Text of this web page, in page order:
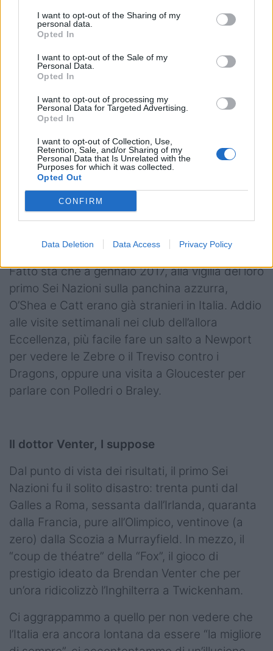
I want to opt-out of the Sharing of my
personal data.
Opted In
I want to opt-out of the Sale of my
Personal Data.
Opted In
I want to opt-out of processing my
Personal Data for Targeted Advertising.
Opted In
I want to opt-out of Collection, Use,
Retention, Sale, and/or Sharing of my
Personal Data that Is Unrelated with the
Purposes for which it was collected.
Opted Out
CONFIRM
Data Deletion Data Access Privacy Policy
gioventù si scrisse, anche se sotto la maschera
ottimista qualche crepa cominciò ad affiorare:
La svolta, la prima di tante in questa storia,
O’Shea (moglie e figlie) e Catt (moglie e figlia),
a meno di cinque mesi dal trasferimento nel
nostro paese, decisero di lasciare l’Italia. Colpa
di un feeling mai nato, di oggettive difficoltà
nella gestione scolastica delle ragazze, che
erano state iscritte alla scuola internazionale di
Verona, di una serie di problemi logistici ben
viviamo.
Fatto sta che a gennaio 2017, alla vigilia del loro
primo Sei Nazioni sulla panchina azzurra,
O’Shea e Catt erano già stranieri in Italia. Addio
alle visite settimanali nei club dell’allora
Eccellenza, più facile fare un salto a Newport
per vedere le Zebre o il Treviso contro i
Dragons, oppure una visita a Gloucester per
parlare con Polledri o Braley.
Il dottor Venter, I suppose
Dal punto di vista dei risultati, il primo Sei
Nazioni fu il solito disastro: trenta punti dal
Galles a Roma, sessanta dall’Irlanda, quaranta
dalla Francia, pure all’Olimpico, ventinove (a
zero) dalla Scozia a Murrayfield. In mezzo, il
“coup de théatre” della “Fox”, il gioco di
prestigio ideato da Brendan Venter che per
un’ora ridicolizzò l’Inghilterra a Twickenham.
Ci aggrappammo a quello per non vedere che
l’Italia era ancora lontana da essere “la migliore